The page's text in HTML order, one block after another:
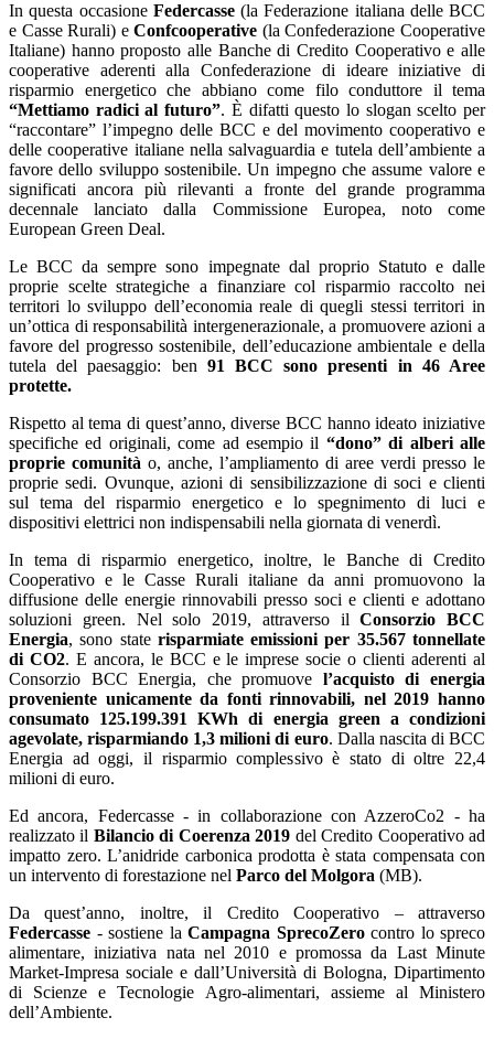
In questa occasione Federcasse(la Federazione italiana delle BCC
e Casse Rurali) eConfcooperative (la Confederazione Cooperative
Italiane) hanno proposto alle Banche di Credito Cooperativo e alle
cooperative aderenti alla Confederazione di ideare iniziative di
risparmio energetico che abbiano come filo conduttore il tema
“Mettiamo radici al futuro”. È difatti questo lo slogan scelto per
“raccontare” l’impegno delle BCC e del movimento cooperativo e
delle cooperative italiane nella salvaguardia e tutela dell’ambiente a
favore dello sviluppo sostenibile. Un impegno che assume valore e
significati ancora più rilevanti a fronte del grande programma
decennale lanciato dalla Commissione Europea, noto come
European Green Deal.
Le BCC da sempre sono impegnate dal proprio Statuto e dalle
proprie scelte strategiche a finanziare col risparmio raccolto nei
territori lo sviluppo dell’economia reale di quegli stessi territori in
un’ottica di responsabilità intergenerazionale, a promuovere azioni a
favore del progresso sostenibile, dell’educazione ambientale e della
tutela del paesaggio: ben 91 BCC sono presenti in 46 Aree
protette.
Rispetto al tema di quest’anno, diverse BCC hanno ideato iniziative
specifiche ed originali, come ad esempio il “dono” di alberi alle
proprie comunità o, anche, l’ampliamento di aree verdi presso le
proprie sedi. Ovunque, azioni di sensibilizzazione di soci e clienti
sul tema del risparmio energetico e lo spegnimento di luci e
dispositivi elettrici non indispensabili nella giornata di venerdì.
In tema di risparmio energetico, inoltre, le Banche di Credito
Cooperativo e le Casse Rurali italiane da anni promuovono la
diffusione delle energie rinnovabili presso soci e clienti e adottano
soluzioni green. Nel solo 2019, attraverso ilConsorzio BCC
Energia, sono state risparmiate emissioni per 35.567 tonnellate
di CO2. E ancora, le BCC e le imprese socie o clienti aderenti al
Consorzio BCC Energia, che promuove l’acquisto di energia
proveniente unicamente da fonti rinnovabili, nel 2019 hanno
consumato 125.199.391 KWh di energia green a condizioni
agevolate, risparmiando 1,3 milioni di euro. Dalla nascita di BCC
Energia ad oggi, il risparmio complessivo è stato di oltre 22,4
milioni di euro.
Ed ancora, Federcasse - in collaborazione con AzzeroCo2 - ha
realizzato il Bilancio di Coerenza 2019 del Credito Cooperativo ad
impatto zero. L’anidride carbonica prodotta è stata compensata con
un intervento di forestazione nel Parco del Molgora (MB).
Da quest’anno, inoltre, il Credito Cooperativo – attraverso
Federcasse - sostiene la Campagna SprecoZerocontro lo spreco
alimentare, iniziativa nata nel 2010 e promossa da Last Minute
Market-Impresa sociale e dall’Università di Bologna, Dipartimento
di Scienze e Tecnologie Agro-alimentari, assieme al Ministero
dell’Ambiente.